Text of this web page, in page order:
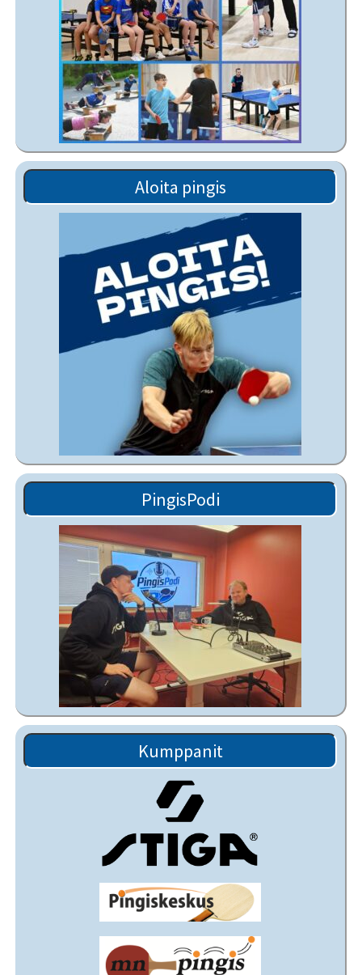
Aloita pingis
PingisPodi
Kumppanit